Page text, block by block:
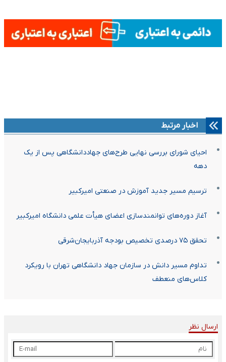
اخبار مرتبط
احیای شورای بررسی نهایی طرح‌های جهاددانشگاهی پس از یک
دهه
ترسیم مسیر جدید آموزش در صنعتی امیرکبیر
آغاز دوره‌های توانمندسازی اعضای هیأت علمی دانشگاه امیرکبیر
تحقق ۷۵ درصدی تخصیص بودجه آذربایجان‌شرقی
تداوم مسیر دانش در سازمان جهاد دانشگاهی تهران با رویکرد
کلاس‌های منعطف
ارسال نظر